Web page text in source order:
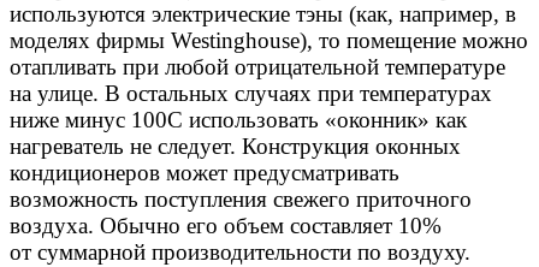
используются электрические тэны (как, например, в
моделях фирмы Westinghouse), то помещение можно
отапливать при любой отрицательной температуре
на улице. В остальных случаях при температурах
ниже минус 100С использовать «оконник» как
нагреватель не следует. Конструкция оконных
кондиционеров может предусматривать
возможность поступления свежего приточного
воздуха. Обычно его объем составляет 10%
от суммарной производительности по воздуху.